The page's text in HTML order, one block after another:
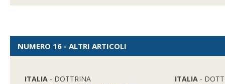
NUMERO 16 - ALTRI ARTICOLI
ITALIA - DOTTRINA ITALIA -